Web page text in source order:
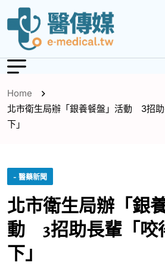
Home
北市衛生局辦「銀養餐盤」活動 3招
下」
- 醫藥新聞
北市衛生局辦「銀
動 3招助長輩「咬
下」